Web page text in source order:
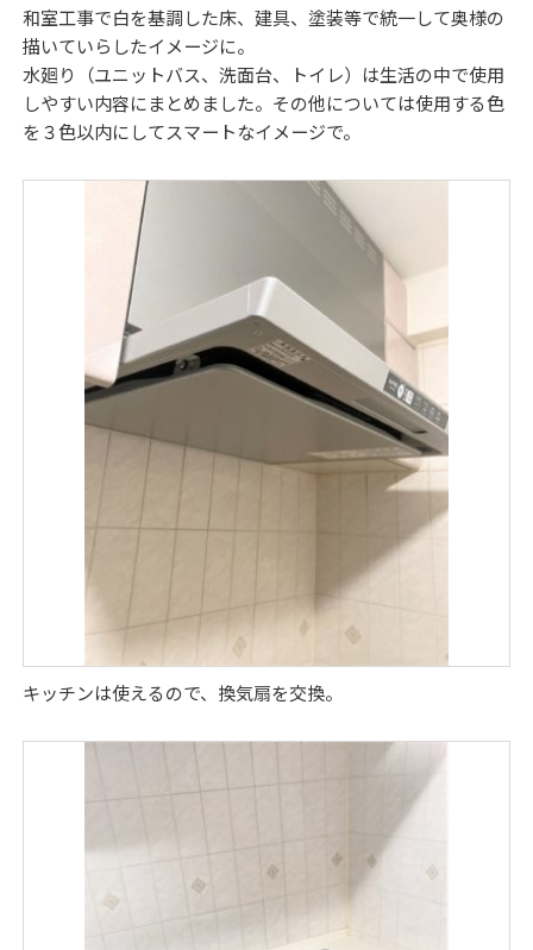
和室工事で白を基調した床、建具、塗装等で統一して奥様の
描いていらしたイメージに。
水廻り（ユニットバス、洗面台、トイレ）は生活の中で使用
しやすい内容にまとめました。その他については使用する色
を３色以内にしてスマートなイメージで。
キッチンは使えるので、換気扇を交換。